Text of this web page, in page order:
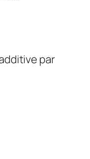
par